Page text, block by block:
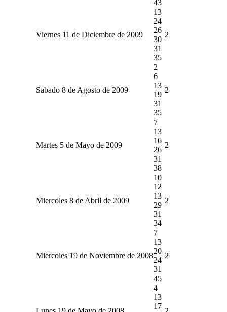
43
Viernes 11 de Diciembre de 2009
13
24
26
30
31
35
2
Sabado 8 de Agosto de 2009
2
6
13
19
31
35
2
Martes 5 de Mayo de 2009
7
13
16
26
31
38
2
Miercoles 8 de Abril de 2009
10
12
13
29
31
34
2
Miercoles 19 de Noviembre de 2008
7
13
20
24
31
45
2
4
13
17